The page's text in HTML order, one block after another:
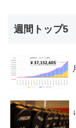
週間トップ5